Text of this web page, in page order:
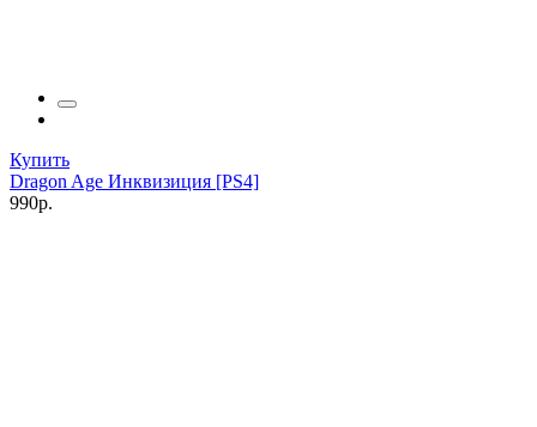
Купить
Dragon Age Инквизиция [PS4]
990р.